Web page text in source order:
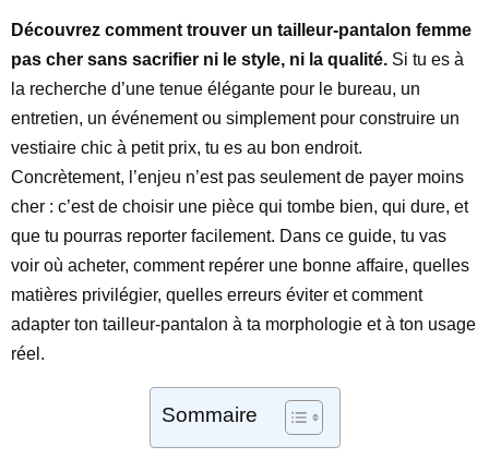
Découvrez comment trouver un tailleur-pantalon femme
pas cher sans sacrifier ni le style, ni la qualité. Si tu es à
la recherche d’une tenue élégante pour le bureau, un
entretien, un événement ou simplement pour construire un
vestiaire chic à petit prix, tu es au bon endroit.
Concrètement, l’enjeu n’est pas seulement de payer moins
cher : c’est de choisir une pièce qui tombe bien, qui dure, et
que tu pourras reporter facilement. Dans ce guide, tu vas
voir où acheter, comment repérer une bonne affaire, quelles
matières privilégier, quelles erreurs éviter et comment
adapter ton tailleur-pantalon à ta morphologie et à ton usage
réel.
Sommaire